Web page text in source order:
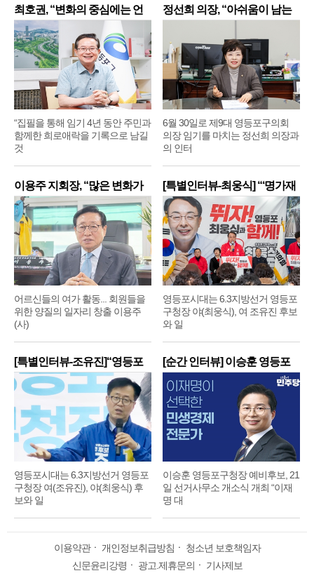
최호권, “변화의 중심에는 언
제
“집필을 통해 임기 4년 동안 주민과
함께한 희로애락을 기록으로 남길
것
정선희 의장, “아쉬움이 남는
6월 30일로 제9대 영등포구의회
의장 임기를 마치는 정선희 의장과
의 인터
이용주 지회장, “많은 변화가
어르신들의 여가 활동... 회원들을
위한 양질의 일자리 창출 이용주
(사)
[특별인터뷰-최웅식] “‘명가재
영등포시대는 6.3지방선거 영등포
구청장 야(최웅식), 여 조유진 후보
와 일
[특별인터뷰-조유진]“영등포
구
영등포시대는 6.3지방선거 영등포
구청장 여(조유진), 야(최웅식) 후
보와 일
[순간 인터뷰] 이승훈 영등포
구
이승훈 영등포구청장 예비후보, 21
일 선거사무소 개소식 개최 “이재
명 대
이용약관ㆍ 개인정보취급방침 ㆍ 청소년 보호책임자
신문윤리강령 ㆍ 광고.제휴문의 ㆍ 기사제보